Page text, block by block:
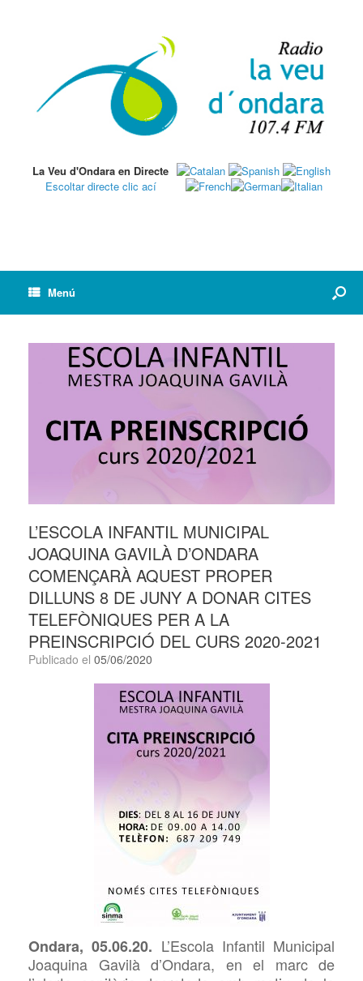
La Veu d'Ondara en Directe
Escoltar directe clic ací
Menú
L’ESCOLA INFANTIL MUNICIPAL
JOAQUINA GAVILÀ D’ONDARA
COMENÇARÀ AQUEST PROPER
DILLUNS 8 DE JUNY A DONAR CITES
TELEFÒNIQUES PER A LA
PREINSCRIPCIÓ DEL CURS 2020-2021
Publicado el 05/06/2020
Ondara, 05.06.20. L’Escola Infantil Municipal
Joaquina Gavilà d’Ondara, en el marc de